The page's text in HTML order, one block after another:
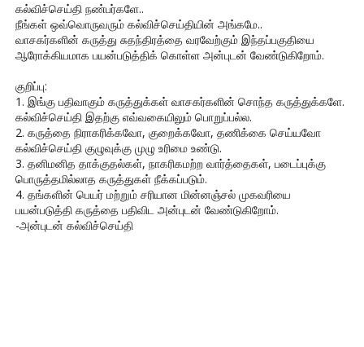
கல்விச்செய்தி நண்பர்களே..
நீங்கள் ஒவ்வொருவரும் கல்விச்செய்தியின் அங்கமே..
வாசகர்களின் கருத்து சுதந்திரத்தை வரவேற்கும் இந்தப்பகுதியை
ஆரோக்கியமாக பயன்படுத்திக் கொள்ள அன்புடன் வேண்டுகிறோம்.
குறிப்பு:
1. இங்கு பதிவாகும் கருத்துக்கள் வாசகர்களின் சொந்த கருத்துக்களே.
கல்விச்செய்தி இதற்கு எவ்வகையிலும் பொறுப்பல்ல.
2. கருத்தை நிராகரிக்கவோ, குறைக்கவோ, தணிக்கை செய்யவோ
கல்விச்செய்தி குழுவுக்கு முழு உரிமை உண்டு.
3. தனிமனித தாக்குதல்கள், நாகரிகமற்ற வார்த்தைகள், படைப்புக்கு
பொருத்தமில்லாத கருத்துகள் நீக்கப்படும்.
4. தங்களின் பெயர் மற்றும் சரியான மின்னஞ்சல் முகவரியை
பயன்படுத்தி கருத்தை பதிவிட அன்புடன் வேண்டுகிறோம்.
-அன்புடன் கல்விச்செய்தி